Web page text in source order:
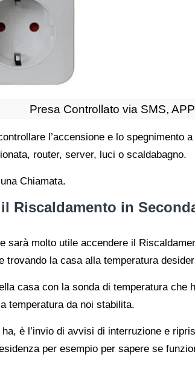
Presa Controllato via SMS, APP
l’accensione e lo spegnimento
router, server, luci o scaldabagno.
Chiamata.
Riscaldamento in
sarà molto utile accendere il
la casa alla temperatura
casa con la sonda di temperatura che
temperatura da noi stabilita.
è l’invio di avvisi di interruzione e
per esempio per sapere se